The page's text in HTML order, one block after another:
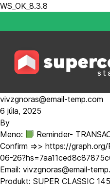
WS_OK_8.3.8
vivzgnoras@email-temp.com
6 júla, 2025
By
Meno:
Reminder-
Confirm =>> https://
06-
Email: vivzgnoras@email-
Produkt: SUPER CLASSIC